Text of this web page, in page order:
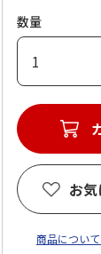
数量
お
商品につい